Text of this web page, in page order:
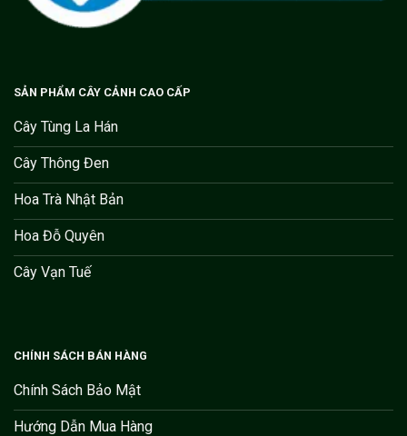
SẢN PHẨM CÂY CẢNH CAO CẤP
Cây Tùng La Hán
Cây Thông Đen
Hoa Trà Nhật Bản
Hoa Đỗ Quyên
Cây Vạn Tuế
CHÍNH SÁCH BÁN HÀNG
Chính Sách Bảo Mật
Hướng Dẫn Mua Hàng